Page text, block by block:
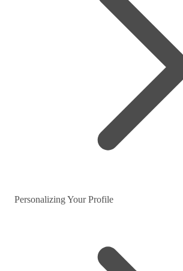
Personalizing Your Profile